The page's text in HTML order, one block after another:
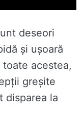
deseori
și ușoară
acestea,
greșite
disparea la